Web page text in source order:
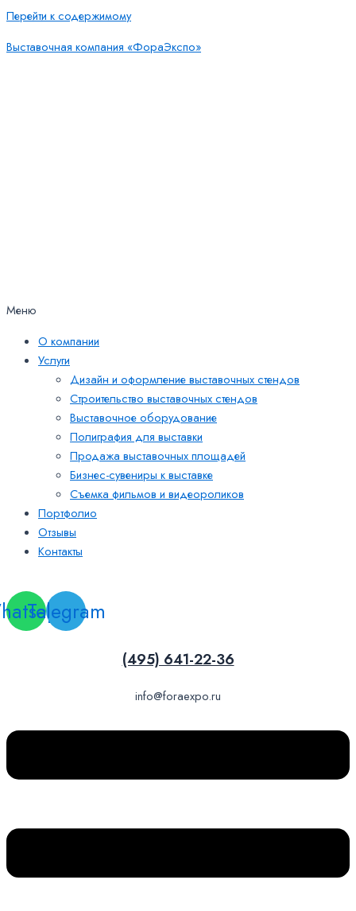
Перейти к содержимому
Выставочная компания «ФораЭкспо»
Меню
О компании
Услуги
Дизайн и оформление выставочных стендов
Строительство выставочных стендов
Выставочное оборудование
Полиграфия для выставки
Продажа выставочных площадей
Бизнес-сувениры к выставке
Съемка фильмов и видеороликов
Портфолио
Отзывы
Контакты
Telegram
(495) 641-22-36
info@foraexpo.ru